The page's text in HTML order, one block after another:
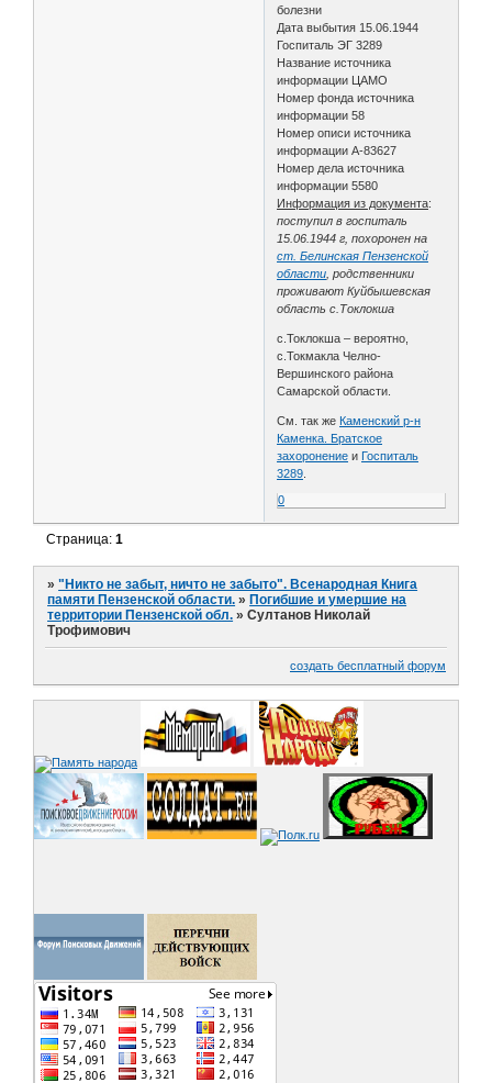
болезни
Дата выбытия 15.06.1944
Госпиталь ЭГ 3289
Название источника
информации ЦАМО
Номер фонда источника
информации 58
Номер описи источника
информации А-83627
Номер дела источника
информации 5580
Информация из документа:
поступил в госпиталь
15.06.1944 г, похоронен на
ст. Белинская Пензенской
области , родственники
проживают Куйбышевская
область с.Токлокша
с.Токлокша – вероятно,
с.Токмакла Челно-
Вершинского района
Самарской области.
См. так же Каменский р-н
Каменка. Братское
захоронение и Госпиталь
3289
0
Страница:1
»"Никто не забыт, ничто не забыто". Всенародная Книга
памяти Пензенской области. » Погибшие и умершие на
территории Пензенской обл. »Султанов Николай
Трофимович
создать бесплатный форум